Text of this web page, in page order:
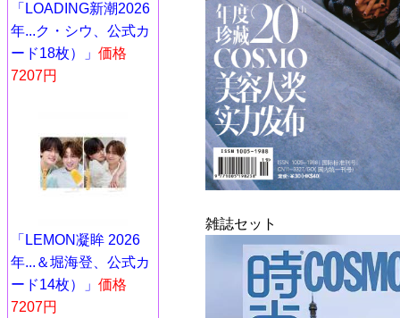
「LOADING新潮2026
年...ク・シウ、公式カ
ード18枚）」 価格
7207円
「LEMON凝眸 2026
年...＆堀海登、公式カ
ード14枚）」 価格
7207円
雑誌セット